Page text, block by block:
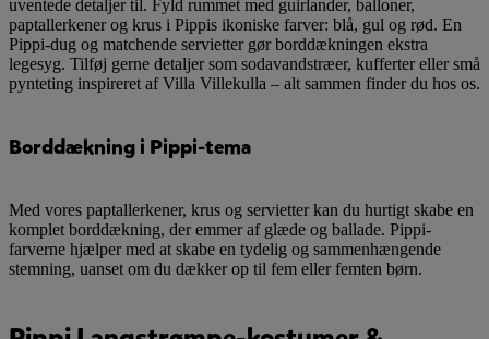
uventede detaljer til. Fyld rummet med guirlander, balloner,
paptallerkener og krus i Pippis ikoniske farver: blå, gul og rød. En
Pippi-dug og matchende servietter gør borddækningen ekstra
legesyg. Tilføj gerne detaljer som sodavandstræer, kufferter eller små
pynteting inspireret af Villa Villekulla – alt sammen finder du hos os.
Borddækning i Pippi-tema
Med vores paptallerkener, krus og servietter kan du hurtigt skabe en
komplet borddækning, der emmer af glæde og ballade. Pippi-
farverne hjælper med at skabe en tydelig og sammenhængende
stemning, uanset om du dækker op til fem eller femten børn.